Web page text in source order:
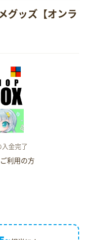
グッズ【オンラ
金完了
利用の方